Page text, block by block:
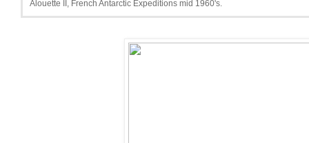
Alouette II, French Antarctic Expeditions mid 1960's.